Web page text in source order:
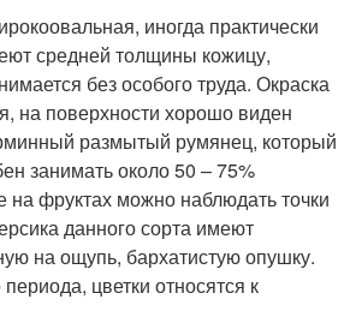
иногда практически
средней толщины кожицу,
без особого труда. Окраска
на поверхности хорошо виден
размытый румянец, который
занимать около 50 – 75%
на фруктах можно наблюдать точки
данного сорта имеют
на ощупь, бархатистую опушку.
цветки относятся к